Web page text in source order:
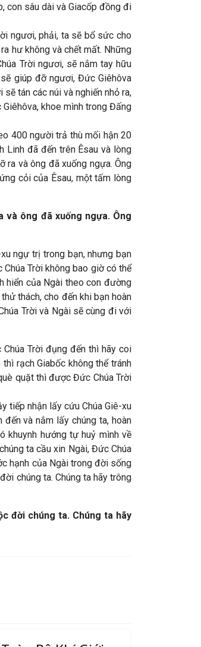
con sâu dài và Giacốp đồng đi
ngươi, phải, ta sẽ bổ sức cho
hư không và chết mất. Những
Trời ngươi, sẽ nắm tay hữu
giúp đỡ ngươi, Đức Giêhôva
tán các núi và nghiến nhỏ ra,
khoe mình trong Đấng
400 người trả thù mối hận 20
Linh đã đến trên Êsau và lòng
ra và ông đã xuống ngựa. Ông
cỏi của Êsau, một tấm lòng
ông đã xuống ngựa. Ông
ngự trị trong bạn, nhưng bạn
Trời không bao giờ có thể
hiển của Ngài theo con đường
thách, cho đến khi bạn hoàn
Trời và Ngài sẽ cùng đi với
Trời đụng đến thì hãy coi
rạch Giabốc không thể tránh
quặt thì được Đức Chúa Trời
tiếp nhận lấy cứu Chúa Giê-xu
và nắm lấy chúng ta, hoàn
khuynh hướng tự huỷ mình về
ta cầu xin Ngài, Đức Chúa
hạnh của Ngài trong đời sống
chúng ta. Chúng ta hãy trông
đời chúng ta. Chúng ta hãy